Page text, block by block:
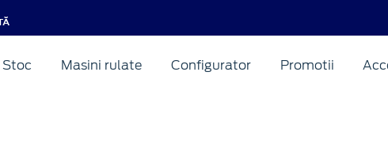
Stoc Masini rulate Configurator Promotii